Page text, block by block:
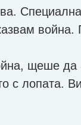
война.
щеше да
с лопата.